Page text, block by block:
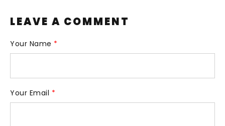
LEAVE A COMMENT
Your Name *
Your Email *